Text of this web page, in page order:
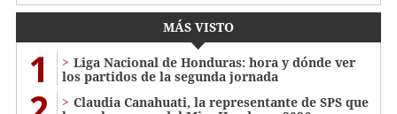
MÁS VISTO
1
Liga Nacional de Honduras: hora y dónde ver
los partidos de la segunda jornada
Claudia Canahuati, la representante de SPS que